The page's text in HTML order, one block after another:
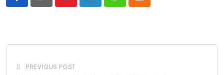
YoutubeLinkedInWhatsappCloud
PREVIOUS POST